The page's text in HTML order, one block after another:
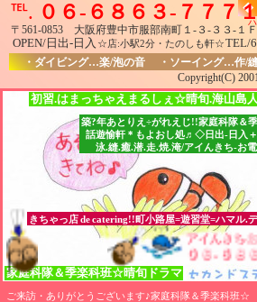
Copyright(C)
℡. ０６-６８６３-７７７
〒561-0853 大阪府豊中市服部南町１-３-３３-１Ｆ
OPEN/日出-日入 ☆店:小駅2分・たのしも軒☆TEL/
◆
・ダイビング…楽/泡の音 ・ソーイング…作/
ご来訪・ありがとうございます♪家庭科隊＆季楽科班☆
初習.はまっちゃえまるしぇ☆晴旬.海山島人
家庭科隊＆季楽科班☆晴旬ドラマ
築?年あとりえ÷がれえじ!!家庭科隊＆
話遊愉軒＊もよおし処♬◇日出-日入
泳.縫.癒.潜.走.焼.淹/アイんきち-お
きちゃっ店decatering!!町小路屋=遊習堂=ハマル.
アイんきち-お電話
アイんきち-お電話
アイんきち-お電話
０６-６８６３-７
０６-６８６３-７
０６-６８６３-７